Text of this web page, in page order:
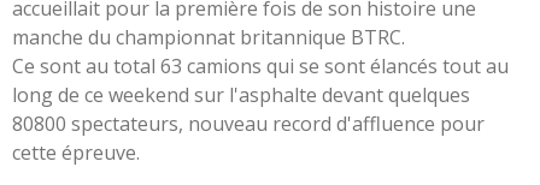
accueillait pour la première fois de son histoire une
manche du championnat britannique BTRC.
Ce sont au total 63 camions qui se sont élancés tout au
long de ce weekend sur l'asphalte devant quelques
80800 spectateurs, nouveau record d'affluence pour
cette épreuve.